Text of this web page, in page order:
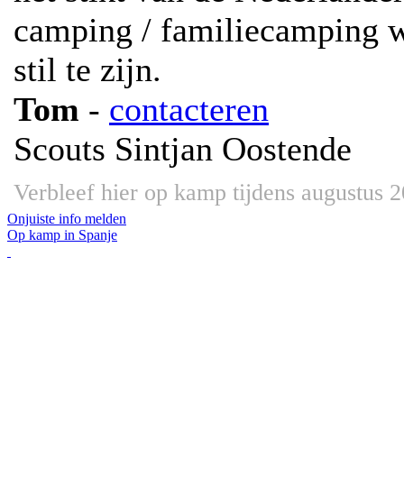
camping / familiecamping
stil te zijn.
Tom - contacteren
Scouts Sintjan Oostende
Verbleef hier op kamp tijdens augustus
Onjuiste info melden
Op kamp in Spanje